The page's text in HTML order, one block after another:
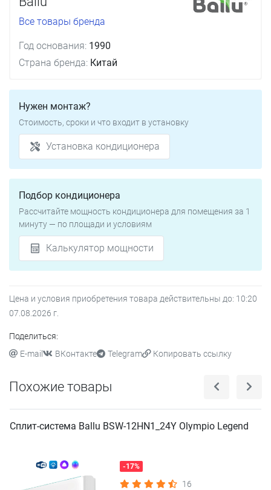
Все товары бренда
Год основания: 1990
Страна бренда: Китай
Нужен монтаж?
Стоимость, сроки и что входит в установку
Установка кондиционера
Подбор кондиционера
Рассчитайте мощность кондиционера для помещения за 1
минуту — по площади и условиям
Калькулятор мощности
Цена и условия приобретения товара действительны до: 10:20
07.08.2026 г.
Поделиться:
E-mail
ВКонтакте Telegram Копировать ссылку
Похожие товары
Сплит-система Ballu BSW-12HN1_24Y Olympio Legend
-17%
16